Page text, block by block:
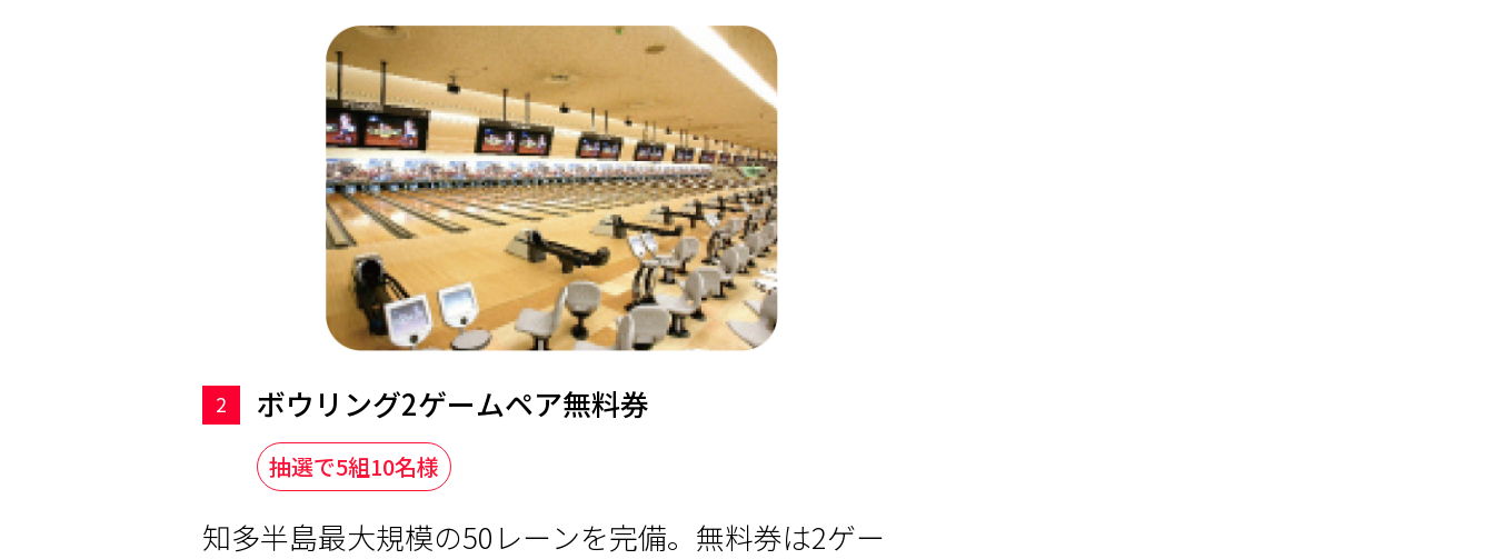
2 ボウリング2ゲームペア無料券
抽選で5組10名様
知多半島最大規模の50レーンを完備。無料券は2ゲー